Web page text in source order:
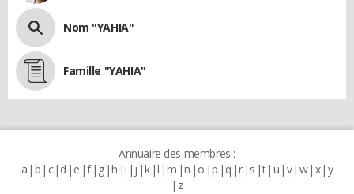
Nom "YAHIA"
Famille "YAHIA"
Annuaire des membres :
a b c d e f g h i j k l m n o p q r s t u v w x y
z